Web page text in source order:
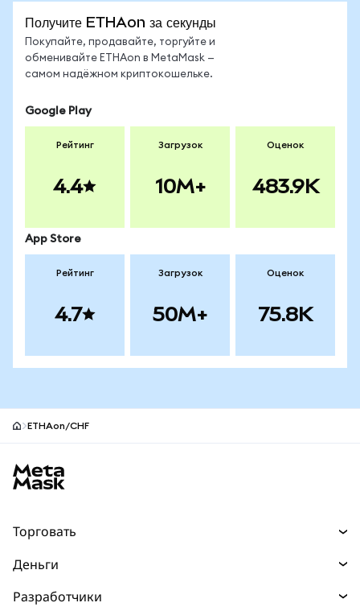
Получите ETHAon за секунды
Покупайте, продавайте, торгуйте и
обменивайте ETHAon в MetaMask —
самом надёжном криптокошельке.
Google Play
Рейтинг
4.4
Загрузок
10M+
Оценок
483.9K
App Store
Рейтинг
4.7
Загрузок
50M+
Оценок
75.8K
ETHAon/CHF
Торговать
Деньги
Разработчики